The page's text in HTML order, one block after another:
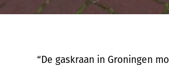
“De gaskraan in Groningen